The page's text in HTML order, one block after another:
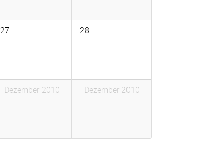
27 28
Dezember 2010 Dezember 2010